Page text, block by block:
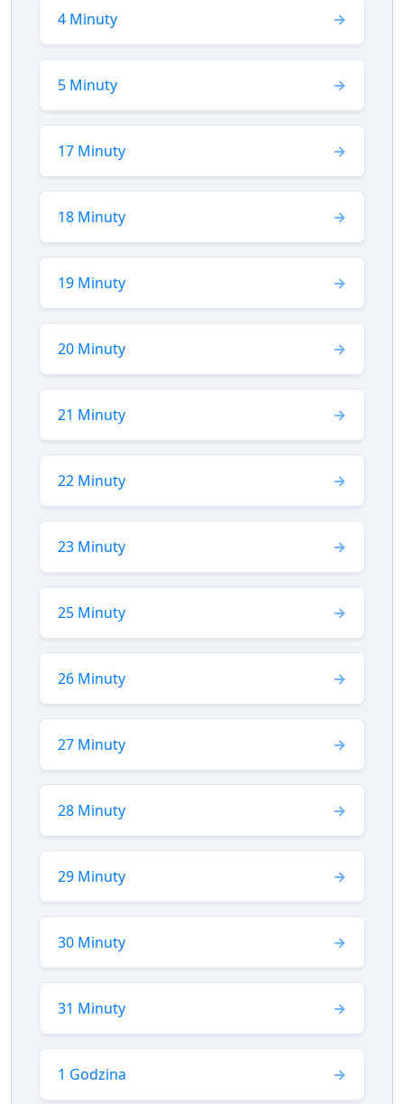
4 Minuty
5 Minuty
17 Minuty
18 Minuty
19 Minuty
20 Minuty
21 Minuty
22 Minuty
23 Minuty
25 Minuty
26 Minuty
27 Minuty
28 Minuty
29 Minuty
30 Minuty
31 Minuty
1 Godzina